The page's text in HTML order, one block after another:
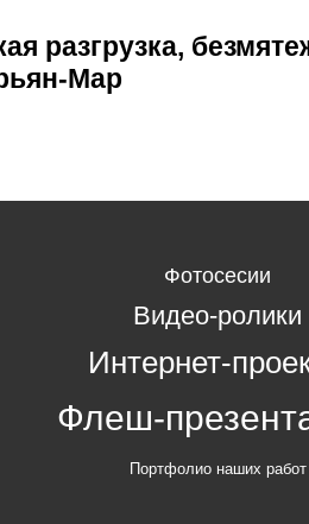
разгрузка,
Мар
Фотосесии
Видео-ролики
Интернет-
Флеш-
Портфолио наших работ